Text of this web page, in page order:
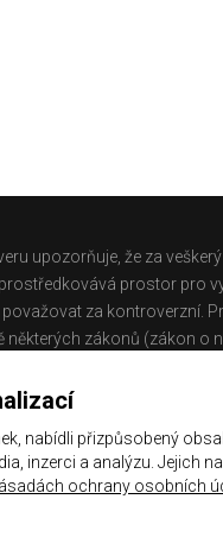
upozorňuje, že za
prostor pro
za kontroverzní.
některých zákonů (zákon o
nabídli přizpůsobený
inzerci a analýzu. Jejich
ochrany osobních